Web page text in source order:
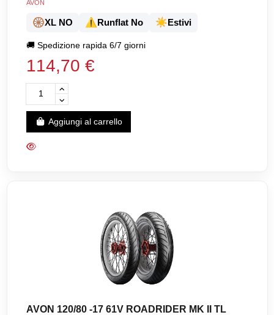
AVON
🛞XL NO ⚠️Runflat No ☀️Estivi
🚚Spedizione rapida 6/7 giorni
114,70 €
Aggiungi al carrello
AVON 120/80 -17 61V ROADRIDER MK II TL